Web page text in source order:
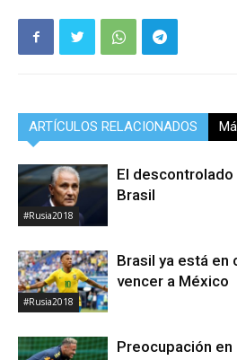
ARTÍCULOS RELACIONADOS
#Rusia2018
El
Brasil
#Rusia2018
Brasil ya está en
vencer a México
Preocupación